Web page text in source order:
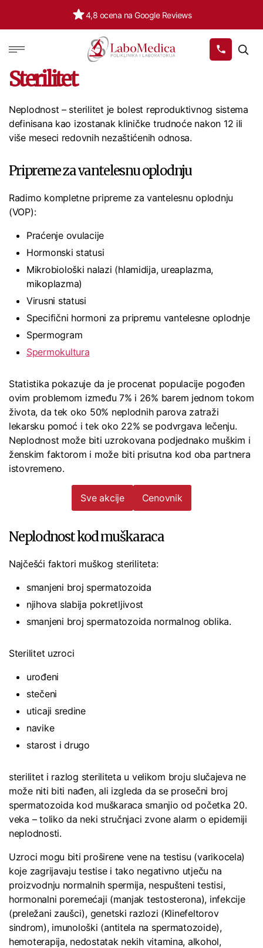
4,8 ocena na Google Reviews
Sterilitet
Neplodnost – sterilitet je bolest reproduktivnog sistema
definisana kao izostanak kliničke trudnoće nakon 12 ili
više meseci redovnih nezaštićenih odnosa.
Pripreme za vantelesnu oplodnju
Radimo kompletne pripreme za vantelesnu oplodnju
(VOP):
Praćenje ovulacije
Hormonski statusi
Mikrobiološki nalazi (hlamidija, ureaplazma,
mikoplazma)
Virusni statusi
Specifični hormoni za pripremu vantelesne oplodnje
Spermogram
Spermokultura
Statistika pokazuje da je procenat populacije pogođen
ovim problemom između 7% i 26% barem jednom tokom
života, da tek oko 50% neplodnih parova zatraži
lekarsku pomoć i tek oko 22% se podvrgava lečenju.
Neplodnost može biti uzrokovana podjednako muškim i
ženskim faktorom i može biti prisutna kod oba partnera
istovremeno.
Sve akcije Cenovnik
Neplodnost kod muškaraca
Najčešći faktori muškog steriliteta:
smanjeni broj spermatozoida
njihova slabija pokretljivost
smanjeni broj spermatozoida normalnog oblika.
Sterilitet uzroci
urođeni
stečeni
uticaji sredine
navike
starost i drugo
sterilitet i razlog steriliteta u velikom broju slučajeva ne
može niti biti nađen, ali izgleda da se prosečni broj
spermatozoida kod muškaraca smanjio od početka 20.
veka – toliko da neki stručnjaci zvone alarm o epidemiji
neplodnosti.
Uzroci mogu biti proširene vene na testisu (varikocela)
koje zagrijavaju testise i tako negativno utječu na
proizvodnju normalnih spermija, nespušteni testisi,
hormonalni poremećaji (manjak testosterona), infekcije
(preležani zaušci), genetski razlozi (Klinefeltorov
sindrom), imunološki (antitela na spermatozoide),
hemoterapija, nedostatak nekih vitamina, alkohol,